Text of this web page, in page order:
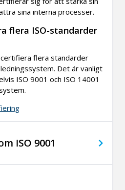
sina interna processer.
flera ISO-standarder
certifiera flera standarder
Det är vanligt
ISO 9001 och ISO 14001
ISO 9001